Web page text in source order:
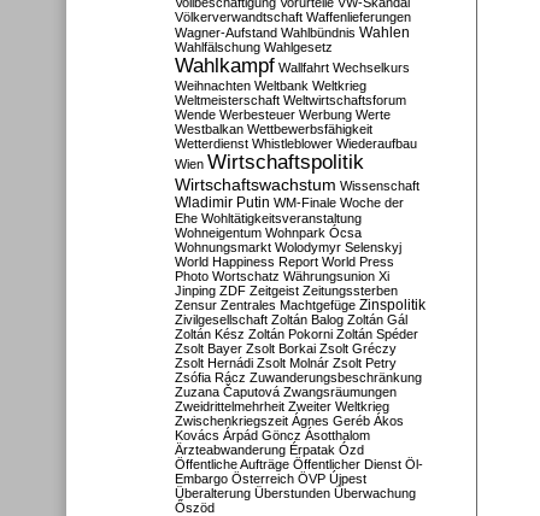
Völkerverwandtschaft Waffenlieferungen
Wagner-Aufstand Wahlbündnis Wahlen
Wahlfälschung Wahlgesetz
Wahlkampf Wallfahrt Wechselkurs
Weihnachten Weltbank Weltkrieg
Weltmeisterschaft Weltwirtschaftsforum
Wende Werbesteuer Werbung Werte
Westbalkan Wettbewerbsfähigkeit
Wetterdienst Whistleblower Wiederaufbau
Wien Wirtschaftspolitik
Wirtschaftswachstum Wissenschaft
Wladimir Putin WM-Finale Woche der
Ehe Wohltätigkeitsveranstaltung
Wohneigentum Wohnpark Ócsa
Wohnungsmarkt Wolodymyr Selenskyj
World Happiness Report World Press
Photo Wortschatz Währungsunion Xi
Jinping ZDF Zeitgeist Zeitungssterben
Zensur Zentrales Machtgefüge Zinspolitik
Zivilgesellschaft Zoltán Balog Zoltán Gál
Zoltán Kész Zoltán Pokorni Zoltán Spéder
Zsolt Bayer Zsolt Borkai Zsolt Gréczy
Zsolt Hernádi Zsolt Molnár Zsolt Petry
Zsófia Rácz Zuwanderungsbeschränkung
Zuzana Čaputová Zwangsräumungen
Zweidrittelmehrheit Zweiter Weltkrieg
Zwischenkriegszeit Ágnes Geréb Ákos
Kovács Árpád Göncz Ásotthalom
Ärzteabwanderung Érpatak Ózd
Öffentliche Aufträge Öffentlicher Dienst Öl-
Embargo Österreich ÖVP Újpest
Überalterung Überstunden Überwachung
Őszöd